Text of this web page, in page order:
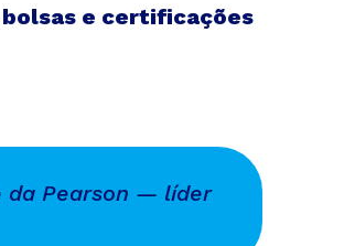
e certificações
da Pearson — líder